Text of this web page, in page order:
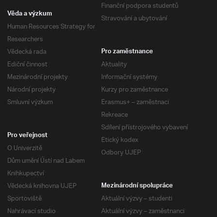
Finanční podpora studentů
Stravování a ubytování
Věda a výzkum
Human Resources Strategy for
Researchers
Vědecká rada
Ediční činnost
Mezinárodní projekty
Národní projekty
Smluvní výzkum
Pro zaměstnance
Aktuality
Informační systémy
Kurzy pro zaměstnance
Erasmus+ – zaměstnaci
Rekreace
Sdílení přístrojového vybavení
Etický kodex
Odbory UJEP
Pro veřejnost
O Univerzitě
Dům umění Ústí nad Labem
Knihkupectví
Vědecká knihovna UJEP
Sportoviště
Nahrávací studio
Mezinárodní spolupráce
Aktuální výzvy – studenti
Aktuální výzvy – zaměstnanci